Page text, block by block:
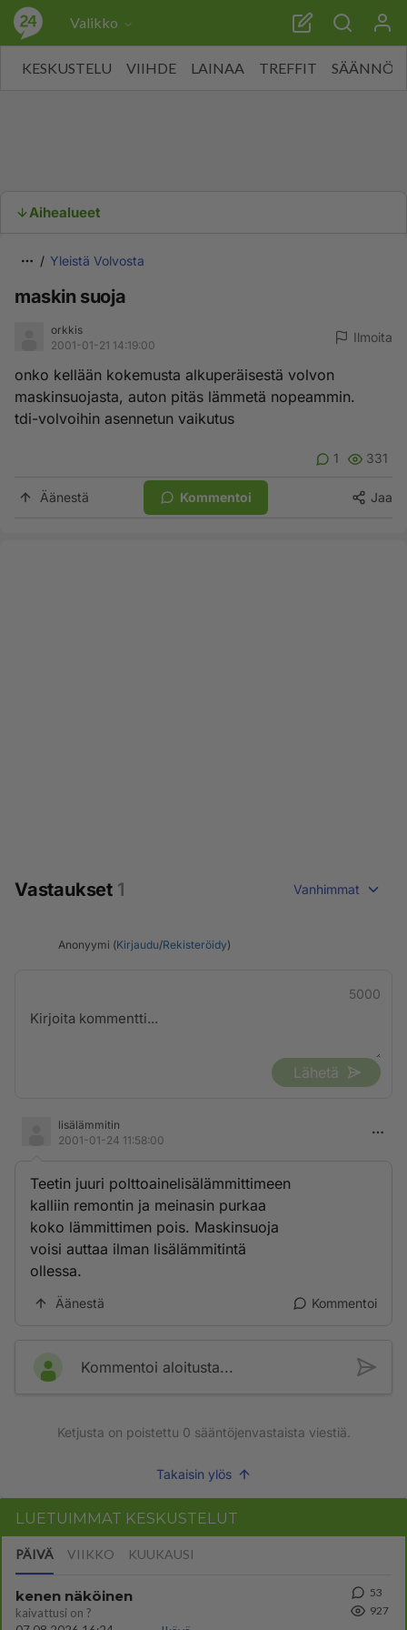
Valikko
KESKUSTELU VIIHDE LAINAA TREFFIT SÄÄNNÖT
Aihealueet
Yleistä Volvosta
maskin suoja
orkkis
2001-01-21 14:19:00
Ilmoita
onko kellään kokemusta alkuperäisestä volvon
maskinsuojasta, auton pitäs lämmetä nopeammin.
tdi-volvoihin asennetun vaikutus
1 331
Äänestä Kommentoi Jaa
Vastaukset 1 Vanhimmat
Anonyymi (Kirjaudu/Rekisteröidy)
5000
Lähetä
lisälämmitin
2001-01-24 11:58:00
Teetin juuri polttoainelisälämmittimeen
kalliin remontin ja meinasin purkaa
koko lämmittimen pois. Maskinsuoja
voisi auttaa ilman lisälämmitintä
ollessa.
Äänestä Kommentoi
Kommentoi aloitusta...
Ketjusta on poistettu 0 sääntöjenvastaista viestiä.
Takaisin ylös
LUETUIMMAT KESKUSTELUT
PÄIVÄ VIIKKO KUUKAUSI
kenen näköinen
kaivattusi on ?
53
927